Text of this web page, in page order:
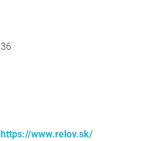
36
https://www.relov.sk/